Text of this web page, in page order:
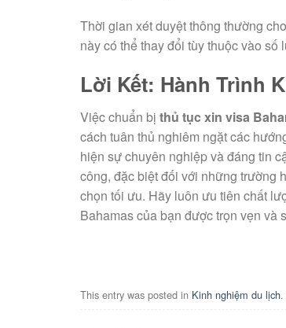
Thời gian xét duyệt thông thường
này có thể thay đổi tùy thuộc vào
Lời Kết: Hành Trình
Việc chuẩn bị thủ tục xin visa
cách tuân thủ nghiêm ngặt các
hiện sự chuyên nghiệp và đáng tin
công, đặc biệt đối với những trường
chọn tối ưu. Hãy luôn ưu tiên chất
Bahamas của bạn được trọn vẹn và
This entry was posted in Kinh nghiệm du lịch